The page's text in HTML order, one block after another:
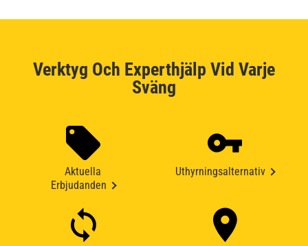
Verktyg Och Experthjälp Vid Varje
Sväng
Aktuella
Erbjudanden
Uthyrningsalternativ